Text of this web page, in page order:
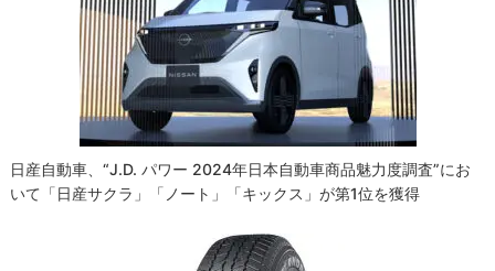
日産自動車、“J.D. パワー 2024年日本自動車商品魅力度調査”にお
いて「日産サクラ」「ノート」「キックス」が第1位を獲得